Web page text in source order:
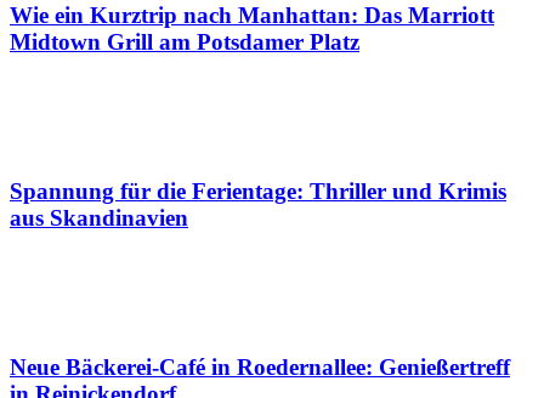
Wie ein Kurztrip nach Manhattan: Das Marriott
Midtown Grill am Potsdamer Platz
Spannung für die Ferientage: Thriller und Krimis
aus Skandinavien
Neue Bäckerei-Café in Roedernallee: Genießertreff